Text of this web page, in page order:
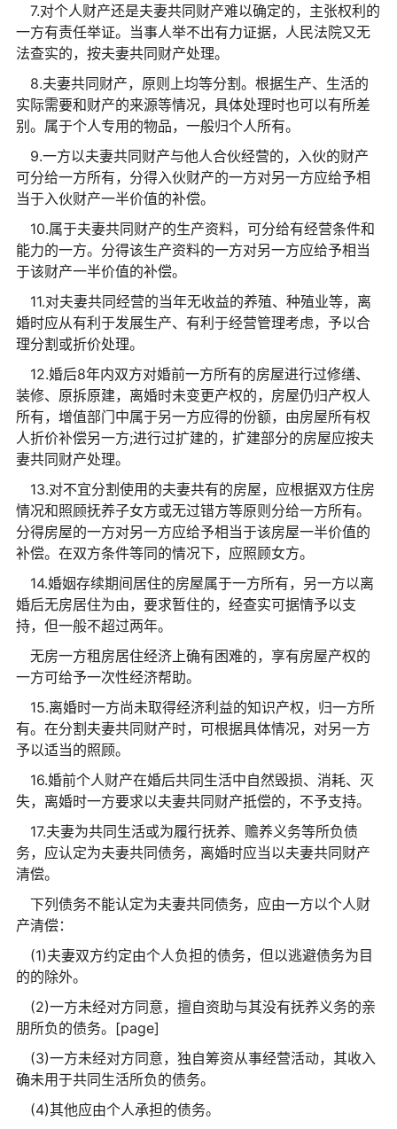
7.对个人财产还是夫妻共同财产难以确定的，主张权利的
一方有责任举证。当事人举不出有力证据，人民法院又无
法查实的，按夫妻共同财产处理。
8.夫妻共同财产，原则上均等分割。根据生产、生活的
实际需要和财产的来源等情况，具体处理时也可以有所差
别。属于个人专用的物品，一般归个人所有。
9.一方以夫妻共同财产与他人合伙经营的，入伙的财产
可分给一方所有，分得入伙财产的一方对另一方应给予相
当于入伙财产一半价值的补偿。
10.属于夫妻共同财产的生产资料，可分给有经营条件和
能力的一方。分得该生产资料的一方对另一方应给予相当
于该财产一半价值的补偿。
11.对夫妻共同经营的当年无收益的养殖、种殖业等，离
婚时应从有利于发展生产、有利于经营管理考虑，予以合
理分割或折价处理。
12.婚后8年内双方对婚前一方所有的房屋进行过修缮、
装修、原拆原建，离婚时未变更产权的，房屋仍归产权人
所有，增值部门中属于另一方应得的份额，由房屋所有权
人折价补偿另一方;进行过扩建的，扩建部分的房屋应按夫
妻共同财产处理。
13.对不宜分割使用的夫妻共有的房屋，应根据双方住房
情况和照顾抚养子女方或无过错方等原则分给一方所有。
分得房屋的一方对另一方应给予相当于该房屋一半价值的
补偿。在双方条件等同的情况下，应照顾女方。
14.婚姻存续期间居住的房屋属于一方所有，另一方以离
婚后无房居住为由，要求暂住的，经查实可据情予以支
持，但一般不超过两年。
无房一方租房居住经济上确有困难的，享有房屋产权的
一方可给予一次性经济帮助。
15.离婚时一方尚未取得经济利益的知识产权，归一方所
有。在分割夫妻共同财产时，可根据具体情况，对另一方
予以适当的照顾。
16.婚前个人财产在婚后共同生活中自然毁损、消耗、灭
失，离婚时一方要求以夫妻共同财产抵偿的，不予支持。
17.夫妻为共同生活或为履行抚养、赡养义务等所负债
务，应认定为夫妻共同债务，离婚时应当以夫妻共同财产
清偿。
下列债务不能认定为夫妻共同债务，应由一方以个人财
产清偿：
(1)夫妻双方约定由个人负担的债务，但以逃避债务为目
的的除外。
(2)一方未经对方同意，擅自资助与其没有抚养义务的亲
朋所负的债务。[page]
(3)一方未经对方同意，独自筹资从事经营活动，其收入
确未用于共同生活所负的债务。
(4)其他应由个人承担的债务。